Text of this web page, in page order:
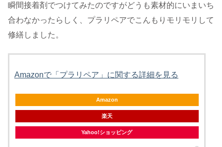
瞬間接着剤でつけてみたのですがどうも素材的にいまいち
合わなかったらしく、プラリペアでこんもりモリモリして
修繕しました。
Amazonで「プラリペア」に関する詳細を見る
Amazon
楽天
Yahoo!ショッピング